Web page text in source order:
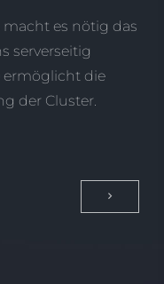
macht es nötig das
serverseitig
ermöglicht die
der Cluster.